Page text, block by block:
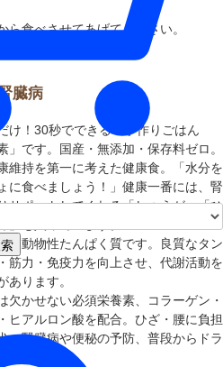
食べさせてあげてください。
臓病
け！30秒でできる「手作りごはん
」です。国産・無添加・保存料ゼロ。
維持を第一に考えた健康食。「水分を
に食べましょう！」健康一番には、腎
サポートしてくれる「しょうが」「ひ
な動物性たんぱく質です。良質なタン
筋力・免疫力を向上させ、代謝活動を
あります。
欠かせない必須栄養素、コラーゲン・
ヒアルロン酸を配合。ひざ・腰に負担
、腎臓病や便秘の予防、普段からドラ
の子に。